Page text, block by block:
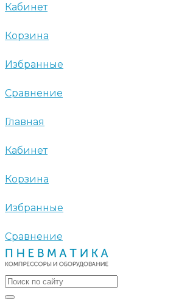
Кабинет
Корзина
Избранные
Сравнение
Главная
Кабинет
Корзина
Избранные
Сравнение